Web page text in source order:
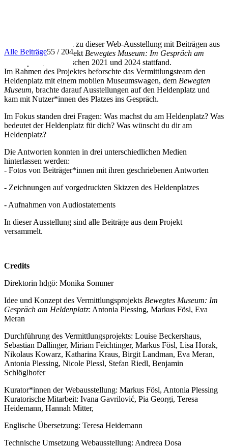
Herzlich willkommen zu dieser Web-Ausstellung mit Beiträgen aus
dem Vermittlungsprojekt Bewegtes Museum: Im Gespräch am
, das zwischen 2021 und 2024 stattfand.
Im Rahmen des Projektes beforschte das Vermittlungsteam den
Heldenplatz mit einem mobilen Museumswagen, dem Bewegten
Museum, brachte darauf Ausstellungen auf den Heldenplatz und
kam mit Nutzer*innen des Platzes ins Gespräch.
Im Fokus standen drei Fragen: Was machst du am Heldenplatz? Was
bedeutet der Heldenplatz für dich? Was wünscht du dir am
Heldenplatz?
Die Antworten konnten in drei unterschiedlichen Medien
hinterlassen werden:
- Fotos von Beiträger*innen mit ihren geschriebenen Antworten
- Zeichnungen auf vorgedruckten Skizzen des Heldenplatzes
- Aufnahmen von Audiostatements
In dieser Ausstellung sind alle Beiträge aus dem Projekt
versammelt.
Credits
Direktorin hdgö: Monika Sommer
Idee und Konzept des Vermittlungsprojekts Bewegtes Museum: Im
Gespräch am Heldenplatz: Antonia Plessing, Markus Fösl, Eva
Meran
Durchführung des Vermittlungsprojekts: Louise Beckershaus,
Sebastian Dallinger, Miriam Feichtinger, Markus Fösl, Lisa Horak,
Nikolaus Kowarz, Katharina Kraus, Birgit Landman, Eva Meran,
Antonia Plessing, Nicole Plessl, Stefan Riedl, Benjamin
Schlöglhofer
Kurator*innen der Webausstellung: Markus Fösl, Antonia Plessing
Kuratorische Mitarbeit: Ivana Gavrilović, Pia Georgi, Teresa
Heidemann, Hannah Mitter,
Englische Übersetzung: Teresa Heidemann
Technische Umsetzung Webausstellung: Andreea Dosa
Alle Beiträge55 / 204